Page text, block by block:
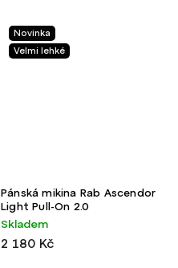
Novinka
Velmi lehké
Pánská mikina Rab Ascendor
Light Pull-On 2.0
Skladem
2 180 Kč